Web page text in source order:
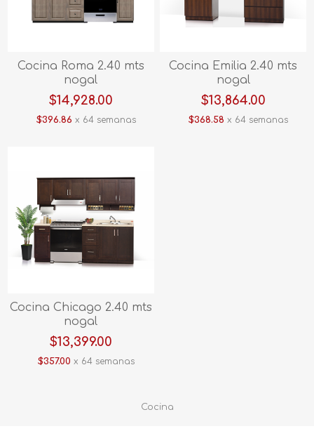
Cocina Roma 2.40 mts
nogal
$14,928.00
$396.86 x 64 semanas
Cocina Emilia 2.40 mts
nogal
$13,864.00
$368.58 x 64 semanas
Cocina Chicago 2.40 mts
nogal
$13,399.00
$357.00 x 64 semanas
Cocina